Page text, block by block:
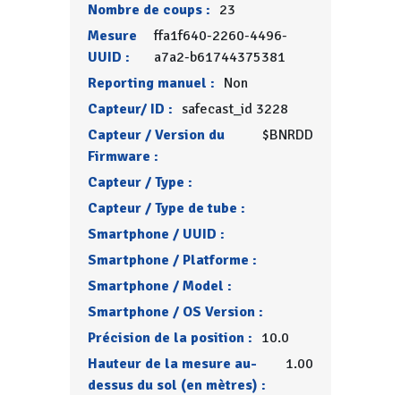
Nombre de coups : 23
Mesure
UUID :
ffa1f640-2260-4496-
a7a2-b61744375381
Reporting manuel : Non
Capteur/ ID : safecast_id 3228
Capteur / Version du
Firmware :
$BNRDD
Capteur / Type :
Capteur / Type de tube :
Smartphone / UUID :
Smartphone / Platforme :
Smartphone / Model :
Smartphone / OS Version :
Précision de la position : 10.0
Hauteur de la mesure au-
dessus du sol (en mètres) :
1.00